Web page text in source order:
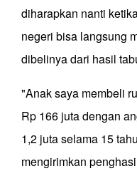
diharapkan nanti
negeri bisa langsung
dibelinya dari hasil
"Anak saya membeli
Rp 166 juta dengan
1,2 juta selama 15
mengirimkan